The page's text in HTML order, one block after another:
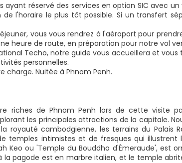
ayant réservé des services en option SIC avec
l'horaire le plus tôt possible. Si un transfert
vous vous rendrez à l'aéroport pour
heure de route, en préparation pour notre vol
Techo, notre guide vous accueillera et
personnelles.
charge. Nuitée à Phnom Penh.
riches de Phnom Penh lors de cette visite
les principales attractions de la capitale.
royauté cambodgienne, les terrains du Palais
temples intimistes et de fresques qui illustrent
Keo ou 'Temple du Bouddha d'Émeraude', est
la pagode est en marbre italien, et le temple